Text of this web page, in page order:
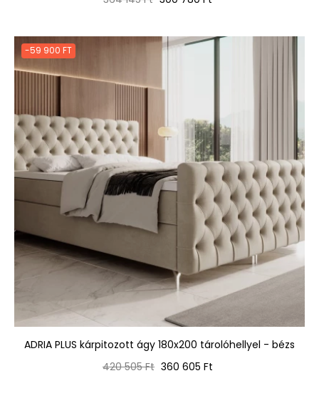
-59 900 FT
ADRIA PLUS kárpitozott ágy 180x200 tárolóhellyel - bézs
Normál
420 505 Ft Ár
360 605 Ft